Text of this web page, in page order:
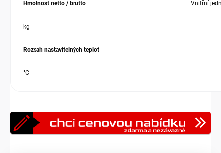
Hmotnost netto / brutto Vnitřní
kg
Rozsah nastavitelných teplot -
°C